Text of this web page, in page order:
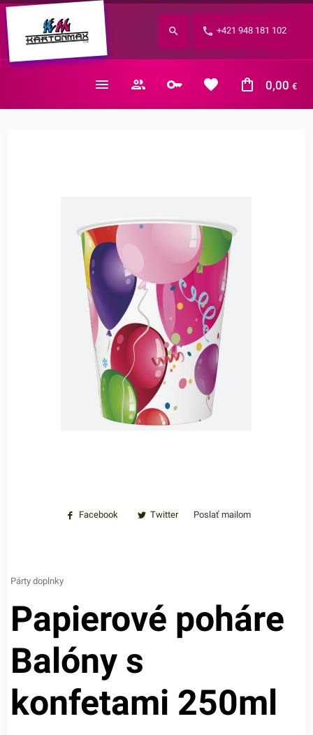
+421 948 181 102
0,00 €
Zabudnuté heslo?
E-mail
Facebook Twitter Poslať mailom
Párty doplnky
Papierové poháre
Balóny s
konfetami 250ml